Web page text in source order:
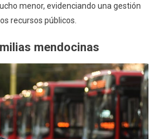
menor, evidenciando una gestión
recursos públicos.
mendocinas